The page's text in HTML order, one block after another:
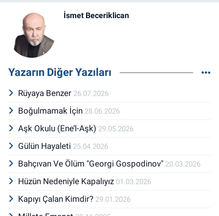
İsmet Beceriklican
Yazarın Diğer Yazıları
Rüyaya Benzer 26.07.2026
Boğulmamak İçin 28.06.2026
Aşk Okulu (Ene’l-Aşk) 29.05.2026
Gülün Hayaleti 25.04.2026
Bahçıvan Ve Ölüm "Georgi Gospodinov" 20.03.2026
Hüzün Nedeniyle Kapalıyız 01.03.2026
Kapıyı Çalan Kimdir? 29.01.2026